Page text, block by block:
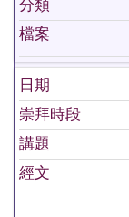
分類
檔案
日期
崇拜時段
講題
經文